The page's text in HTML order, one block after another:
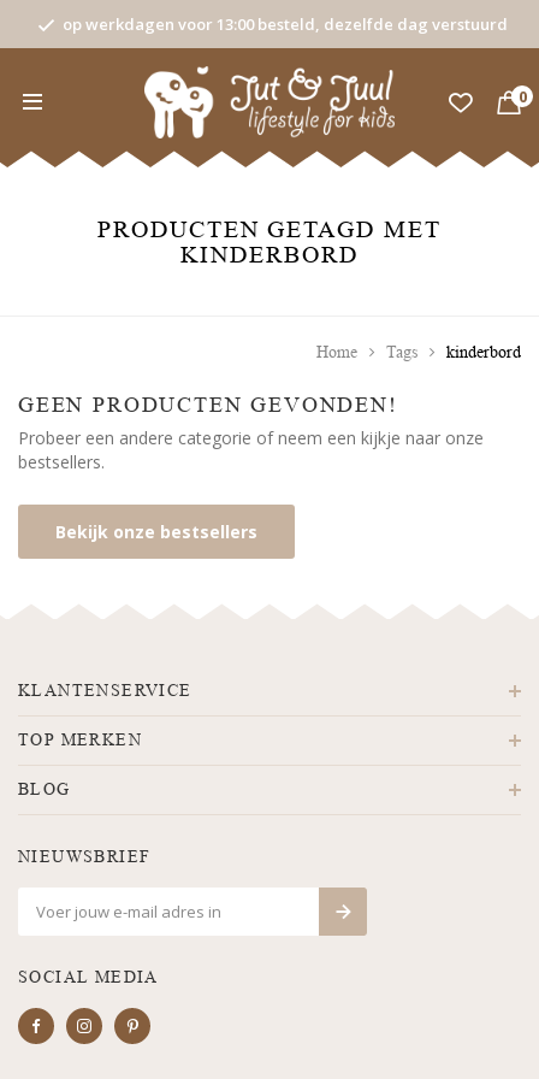
op werkdagen voor 13:00 besteld, dezelfde dag verstuurd
0
PRODUCTEN GETAGD MET
KINDERBORD
Home Tags kinderbord
GEEN PRODUCTEN GEVONDEN!
Probeer een andere categorie of neem een kijkje naar onze
bestsellers.
Bekijk onze bestsellers
KLANTENSERVICE
TOP MERKEN
BLOG
NIEUWSBRIEF
SOCIAL MEDIA